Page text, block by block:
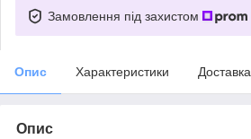
Замовлення під захистом
Опис Характеристики Доставка
Опис